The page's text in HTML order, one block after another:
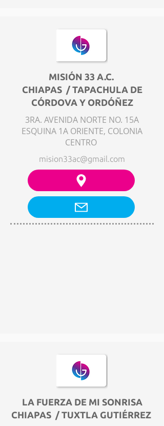
MISIÓN 33 A.C.
CHIAPAS / TAPACHULA DE
CÓRDOVA Y ORDÓÑEZ
3RA. AVENIDA NORTE NO. 15A
ESQUINA 1A ORIENTE, COLONIA
CENTRO
mision33ac@gmail.com
LA FUERZA DE MI SONRISA
CHIAPAS / TUXTLA GUTIÉRREZ